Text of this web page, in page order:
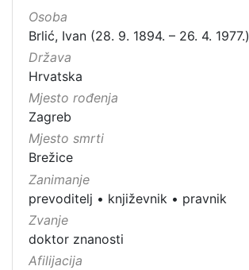
Osoba
Brlić, Ivan (28. 9. 1894. – 26. 4. 1977.)
Država
Hrvatska
Mjesto rođenja
Zagreb
Mjesto smrti
Brežice
Zanimanje
prevoditelj • književnik • pravnik
Zvanje
doktor znanosti
Afilijacija